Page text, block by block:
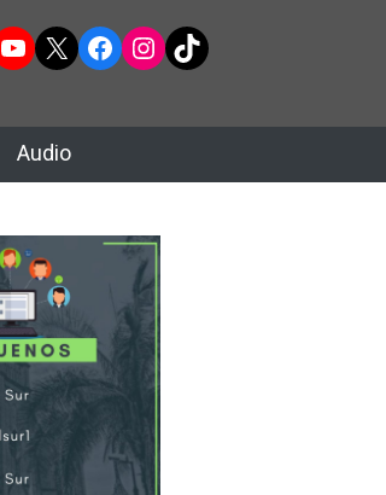
YouTube
X Facebook
Instagram
TikTok
Audio